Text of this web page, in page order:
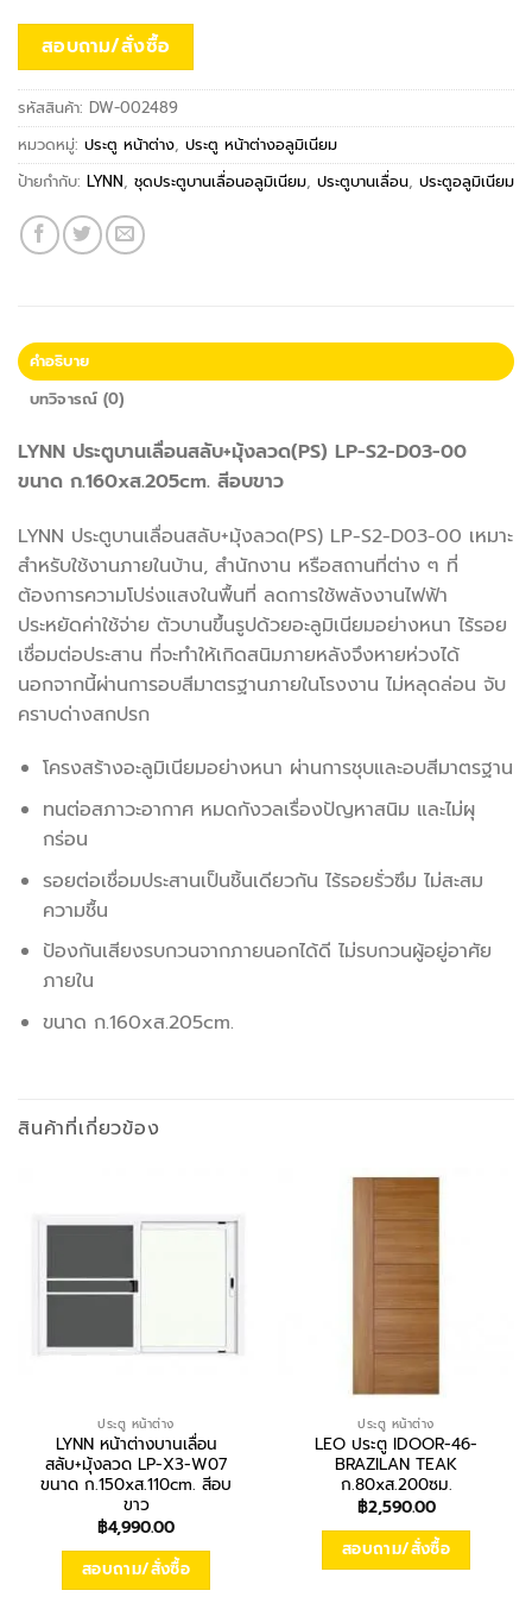
สอบถาม/สั่งซื้อ
รหัสสินค้า: DW-002489
หมวดหมู่: ประตู หน้าต่าง, ประตู หน้าต่างอลูมิเนียม
ป้ายกำกับ: LYNN, ชุดประตูบานเลื่อนอลูมิเนียม, ประตูบานเลื่อน, ประตูอลูมิเนียม
คำอธิบาย
บทวิจารณ์ (0)
LYNN ประตูบานเลื่อนสลับ+มุ้งลวด(PS) LP-S2-D03-00
ขนาด ก.160xส.205cm. สีอบขาว
LYNN ประตูบานเลื่อนสลับ+มุ้งลวด(PS) LP-S2-D03-00 เหมาะ
สำหรับใช้งานภายในบ้าน, สำนักงาน หรือสถานที่ต่าง ๆ ที่
ต้องการความโปร่งแสงในพื้นที่ ลดการใช้พลังงานไฟฟ้า
ประหยัดค่าใช้จ่าย ตัวบานขึ้นรูปด้วยอะลูมิเนียมอย่างหนา ไร้รอย
เชื่อมต่อประสาน ที่จะทำให้เกิดสนิมภายหลังจึงหายห่วงได้
นอกจากนี้ผ่านการอบสีมาตรฐานภายในโรงงาน ไม่หลุดล่อน จับ
คราบด่างสกปรก
โครงสร้างอะลูมิเนียมอย่างหนา ผ่านการชุบและอบสีมาตรฐาน
ทนต่อสภาวะอากาศ หมดกังวลเรื่องปัญหาสนิม และไม่ผุ
กร่อน
รอยต่อเชื่อมประสานเป็นชิ้นเดียวกัน ไร้รอยรั่วซึม ไม่สะสม
ความชื้น
ป้องกันเสียงรบกวนจากภายนอกได้ดี ไม่รบกวนผู้อยู่อาศัย
ภายใน
ขนาด ก.160xส.205cm.
สินค้าที่เกี่ยวข้อง
ประตู หน้าต่าง
LYNN หน้าต่างบานเลื่อน
สลับ+มุ้งลวด LP-X3-W07
ขนาด ก.150xส.110cm. สีอบ
ขาว
฿4,990.00
สอบถาม/สั่งซื้อ
ประตู หน้าต่าง
LEO ประตู IDOOR-46-
BRAZILAN TEAK
ก.80xส.200ซม.
฿2,590.00
สอบถาม/สั่งซื้อ